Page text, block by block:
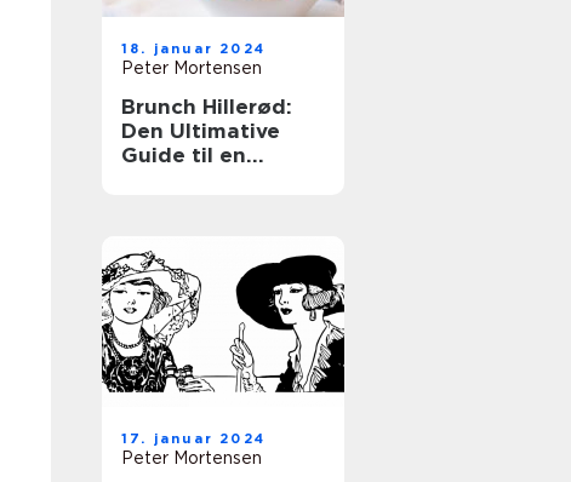
18. januar 2024
Peter Mortensen
Brunch Hillerød:
Den Ultimative
Guide til en
17. januar 2024
Peter Mortensen